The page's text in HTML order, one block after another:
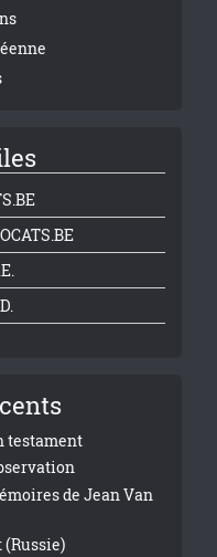
testament
de Jean Van